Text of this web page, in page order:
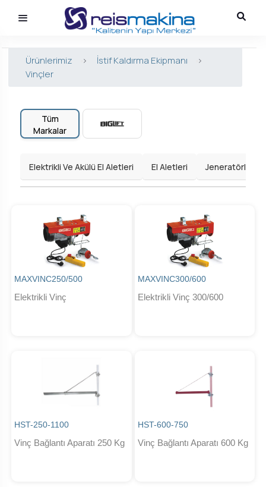
Ürünlerimiz > İstif Kaldırma Ekipmanı
>
Vinçler
Tüm
Markalar
Elektrikli Ve Akülü El Aletleri El Aletleri Jeneratörler
MAXVINC250/500
Elektrikli Vinç
MAXVINC300/600
Elektrikli Vinç 300/600
HST-250-1100
Vinç Bağlantı Aparatı 250 Kg
HST-600-750
Vinç Bağlantı Aparatı 600 Kg